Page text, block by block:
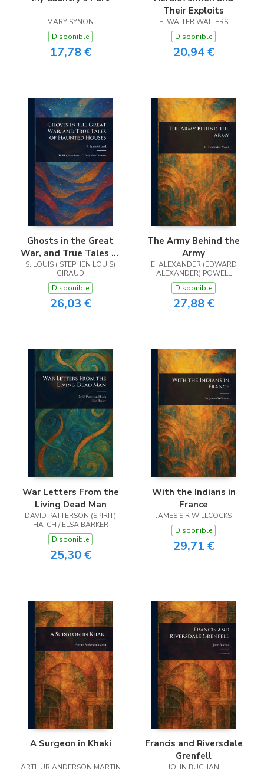
MARY SYNON
Disponible
17,78 €
Their Exploits
E. WALTER WALTERS
Disponible
20,94 €
Ghosts in the Great
War, and True Tales of
Haunted Houses
S. LOUIS ( STEPHEN LOUIS)
GIRAUD
Disponible
26,03 €
The Army Behind the
Army
E. ALEXANDER (EDWARD
ALEXANDER) POWELL
Disponible
27,88 €
War Letters From the
Living Dead Man
DAVID PATTERSON (SPIRIT)
HATCH / ELSA BARKER
Disponible
25,30 €
With the Indians in
France
JAMES SIR WILLCOCKS
Disponible
29,71 €
A Surgeon in Khaki
ARTHUR ANDERSON MARTIN
Francis and Riversdale
Grenfell
JOHN BUCHAN